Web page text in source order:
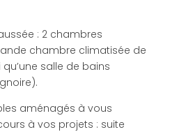
: 2 chambres
chambre climatisée de
salle de bains
aménagés à vous
à vos projets : suite